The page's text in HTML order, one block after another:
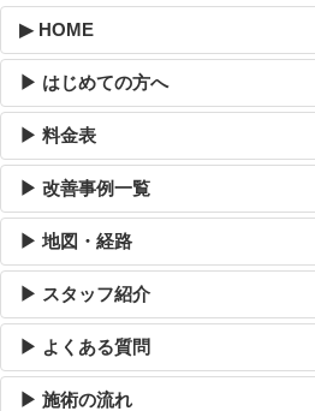
▶ HOME
▶ はじめての方へ
▶ 料金表
▶ 改善事例一覧
▶ 地図・経路
▶ スタッフ紹介
▶ よくある質問
▶ 施術の流れ